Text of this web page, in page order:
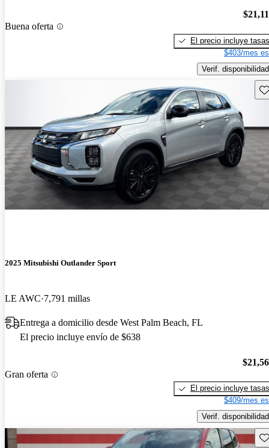
Buena oferta
El precio incluye tasas
$403/mes
Verif. disponibilidad
2025 Mitsubishi Outlander Sport
LE AWC 7,791 millas
Entrega a domicilio desde West Palm Beach, FL
El precio incluye envío de $638
Gran oferta
El precio incluye tasas
$409/mes
Verif. disponibilidad